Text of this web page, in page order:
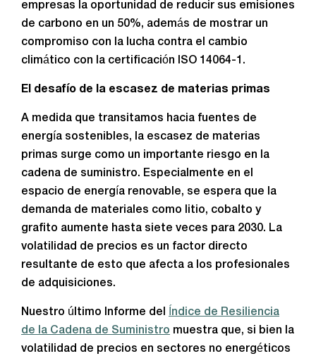
empresas la oportunidad de reducir sus emisiones
de carbono en un 50%, además de mostrar un
compromiso con la lucha contra el cambio
climático con la certificación ISO 14064-1.
El desafío de la escasez de materias primas
A medida que transitamos hacia fuentes de
energía sostenibles, la escasez de materias
primas surge como un importante riesgo en la
cadena de suministro. Especialmente en el
espacio de energía renovable, se espera que la
demanda de materiales como litio, cobalto y
grafito aumente hasta siete veces para 2030. La
volatilidad de precios es un factor directo
resultante de esto que afecta a los profesionales
de adquisiciones.
Nuestro último Informe del
Índice de Resiliencia
de la Cadena de Suministro muestra que, si bien la
volatilidad de precios en sectores no energéticos